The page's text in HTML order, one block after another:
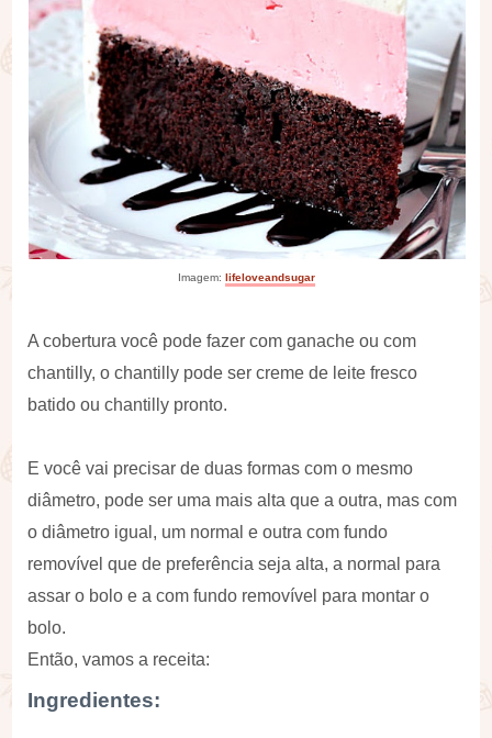
Imagem: lifeloveandsugar
A cobertura você pode fazer com ganache ou com
chantilly, o chantilly pode ser creme de leite fresco
batido ou chantilly pronto.
E você vai precisar de duas formas com o mesmo
diâmetro, pode ser uma mais alta que a outra, mas com
o diâmetro igual, um normal e outra com fundo
removível que de preferência seja alta, a normal para
assar o bolo e a com fundo removível para montar o
bolo.
Então, vamos a receita:
Ingredientes: